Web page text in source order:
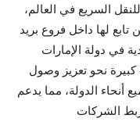
السريع في العالم،
للشحن تابع لها داخل فروع بريد
في دولة الإمارات
كبيرة نحو تعزيز وصول
الدولة، مما يدعم
الشركات